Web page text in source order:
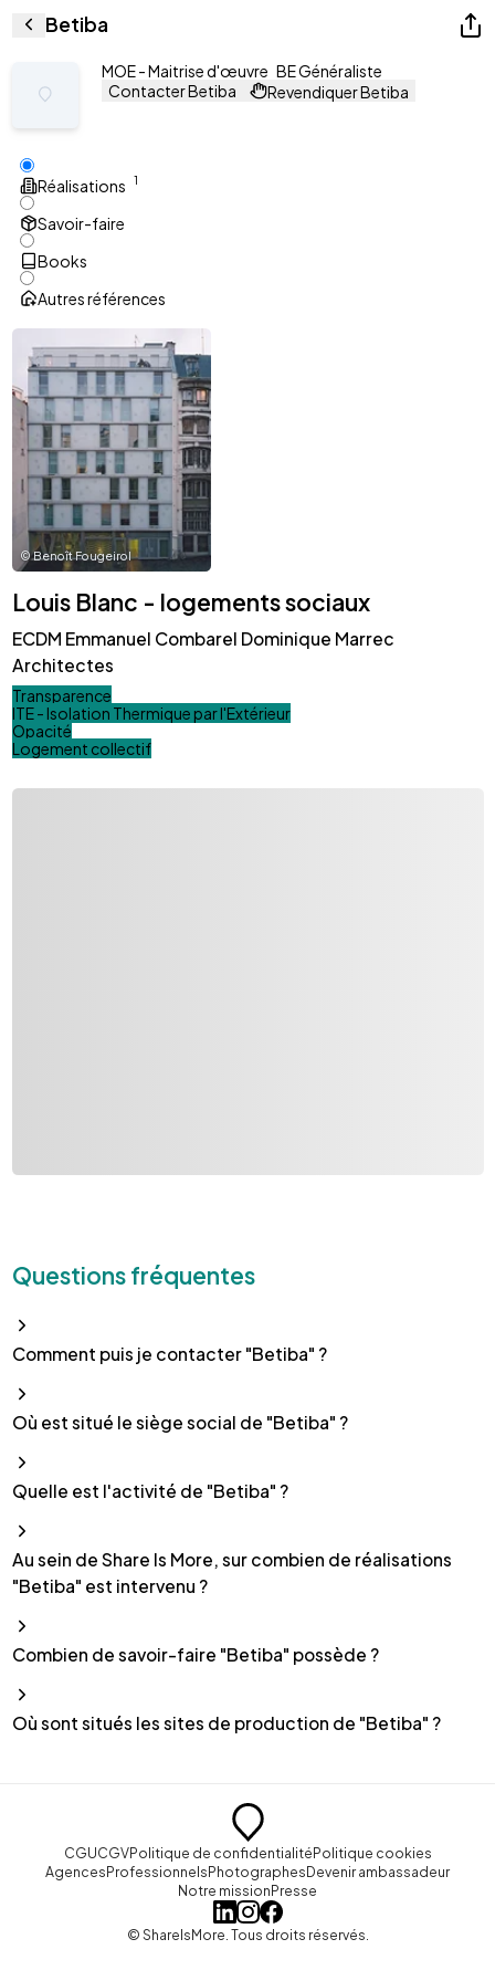
Betiba
MOE - Maitrise d'œuvre BE Généraliste
Contacter Betiba
Revendiquer Betiba
Réalisations 1
Savoir-faire
Books
Autres références
©Benoît Fougeirol
Louis Blanc - logements sociaux
ECDM Emmanuel Combarel Dominique Marrec
Architectes
Transparence
ITE - Isolation Thermique par l'Extérieur
Opacité
Logement collectif
Questions fréquentes
Comment puis je contacter "Betiba" ?
Où est situé le siège social de "Betiba" ?
Quelle est l'activité de "Betiba" ?
Au sein de Share Is More, sur combien de réalisations
"Betiba" est intervenu ?
Combien de savoir-faire "Betiba" possède ?
Où sont situés les sites de production de "Betiba" ?
CGUCGVPolitique de confidentialitéPolitique cookies
AgencesProfessionnelsPhotographesDevenir ambassadeur
Notre missionPresse
© ShareIsMore. Tous droits réservés.